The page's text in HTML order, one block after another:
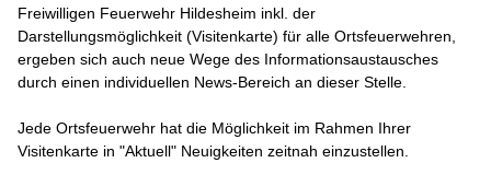
Freiwilligen Feuerwehr Hildesheim inkl. der
Darstellungsmöglichkeit (Visitenkarte) für alle Ortsfeuerwehren,
ergeben sich auch neue Wege des Informationsaustausches
durch einen individuellen News-Bereich an dieser Stelle.
Jede Ortsfeuerwehr hat die Möglichkeit im Rahmen Ihrer
Visitenkarte in "Aktuell" Neuigkeiten zeitnah einzustellen.